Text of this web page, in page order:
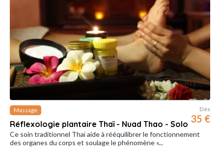
Massage
Réflexologie plantaire Thaï - Nuad Thao - Solo
Dès
35 €
Ce soin traditionnel Thaï aide à rééquilibrer le fonctionnement
des organes du corps et soulage le phénomène «...